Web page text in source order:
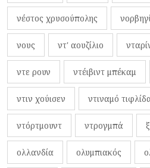
νέστος χρυσούπολης
νους ντ' αουζίλιο
ντε ρουν ντέιβιντ μπέκαμ
ντιν χούισεν ντιναμό
ντόρτμουντ ντρογμπά
ολλανδία ολυμπιακός